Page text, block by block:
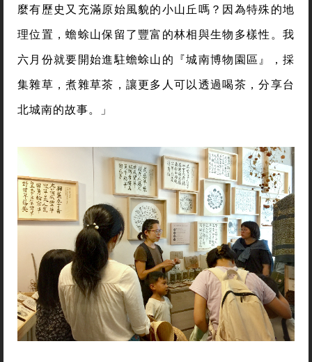
麼有歷史又充滿原始風貌的小山丘嗎？因為特殊的地
理位置，蟾蜍山保留了豐富的林相與生物多樣性。我
六月份就要開始進駐蟾蜍山的『城南博物園區』，採
集雜草，煮雜草茶，讓更多人可以透過喝茶，分享台
北城南的故事。」